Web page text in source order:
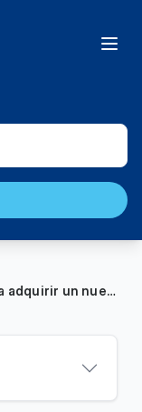
¿Qué necesito para adquirir un nuevo equipo en mi Plan Postpago Móvil?